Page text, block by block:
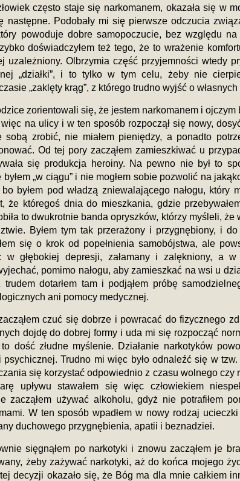
często staje się narkomanem, okazała się w
następne. Podobały mi się pierwsze odczucia
powoduje dobre samopoczucie, bez względu
doświadczyłem też tego, że to wrażenie
uzależniony. Olbrzymia część przyjemności wtedy
„działki”, i to tylko w tym celu, żeby nie
„zaklęty krąg”, z którego trudno wyjść o własnych
zorientowali się, że jestem narkomanem i ojczym
na ulicy i w ten sposób rozpoczął się nowy,
zrobić, nie miałem pieniędzy, a ponadto
Od tej pory zacząłem zamieszkiwać u
się produkcja heroiny. Na pewno nie był to
„w ciągu” i nie mogłem sobie pozwolić na
byłem pod władzą zniewalającego nałogu, który
że któregoś dnia do mieszkania, gdzie
to dwukrotnie banda opryszków, którzy myśleli, że
Byłem tym tak przerażony i przygnębiony, i do
się o krok od popełnienia samobójstwa, ale
w głębokiej depresji, załamany i zalękniony, a w
pomimo nałogu, aby zamieszkać na wsi u
dotarłem tam i podjąłem próbę
ani pomocy medycznej.
czuć się dobrze i powracać do fizycznego
dojdę do dobrej formy i uda mi się rozpocząć
dość złudne myślenie. Działanie narkotyków
Trudno mi więc było odnaleźć się w
się korzystać odpowiednio z czasu wolnego czy
upływu stawałem się więc człowiekiem
zacząłem używać alkoholu, gdyż nie potrafiłem
W ten sposób wpadłem w nowy rodzaj
duchowego przygnębienia, apatii i beznadziei.
sięgnąłem po narkotyki i znowu zacząłem je
żeby zażywać narkotyki, aż do końca mojego
decyzji okazało się, że Bóg ma dla mnie całkiem